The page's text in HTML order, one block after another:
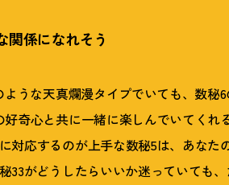
関係になれそう
ような天真爛漫タイプでいても、数秘
好奇心と共に一緒に楽しんでいてくれ
対応するのが上手な数秘5は、あなた
33がどうしたらいいか迷っていても